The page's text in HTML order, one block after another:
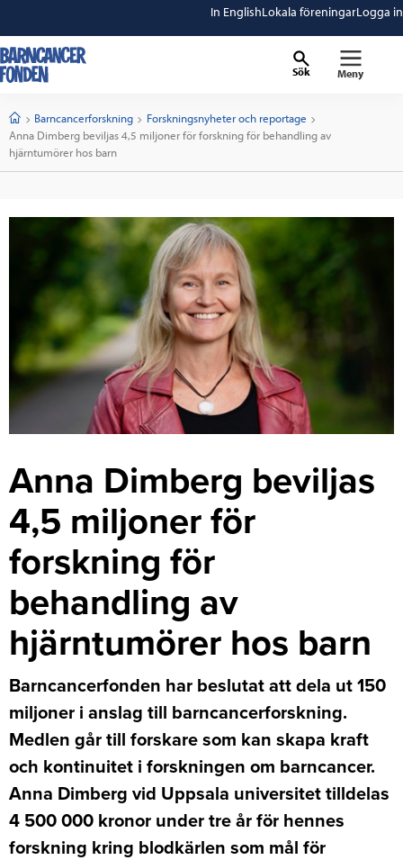
In EnglishLokala föreningarLogga in
Sök Meny
StartBarncancerforskning
Forskningsnyheter och reportage
Current:
Anna Dimberg beviljas 4,5 miljoner för forskning för behandling av
hjärntumörer hos barn
Anna Dimberg beviljas
4,5 miljoner för
forskning för
behandling av
hjärntumörer hos barn
Barncancerfonden har beslutat att dela ut 150
miljoner i anslag till barncancerforskning.
Medlen går till forskare som kan skapa kraft
och kontinuitet i forskningen om barncancer.
Anna Dimberg vid Uppsala universitet tilldelas
4 500 000 kronor under tre år för hennes
forskning kring blodkärlen som mål för